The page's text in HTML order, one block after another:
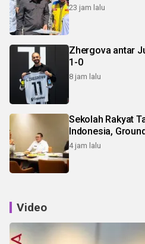
23 jam lalu
Zhergova antar
1-0
8 jam lalu
Sekolah Rakyat
Indonesia,
4 jam lalu
Video